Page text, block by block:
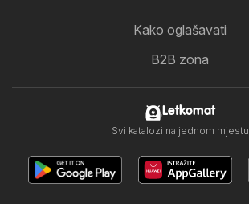
Kako oglašavati
B2B zona
Letkomat
Svi katalozi na jednom mjestu